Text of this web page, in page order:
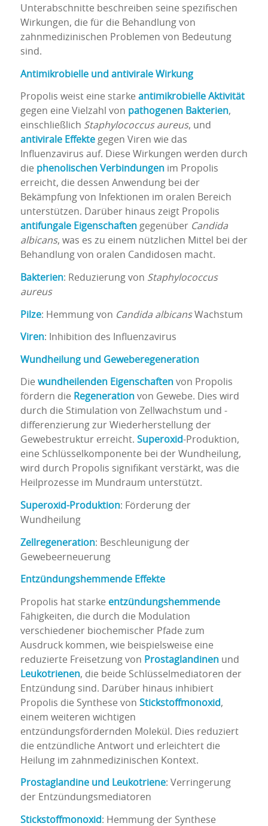
Unterabschnitte beschreiben seine spezifischen
Wirkungen, die für die Behandlung von
zahnmedizinischen Problemen von Bedeutung
sind.
Antimikrobielle und antivirale Wirkung
Propolis weist eine starke antimikrobielle Aktivität
gegen eine Vielzahl von pathogenen Bakterien,
einschließlich Staphylococcus aureus, und
antivirale Effektegegen Viren wie das
Influenzavirus auf. Diese Wirkungen werden durch
die phenolischen Verbindungenim Propolis
erreicht, die dessen Anwendung bei der
Bekämpfung von Infektionen im oralen Bereich
unterstützen. Darüber hinaus zeigt Propolis
antifungale Eigenschaftengegenüber Candida
albicans, was es zu einem nützlichen Mittel bei der
Behandlung von oralen Candidosen macht.
Bakterien: Reduzierung von Staphylococcus
aureus
Pilze: Hemmung von Candida albicansWachstum
Viren: Inhibition des Influenzavirus
Wundheilung und Geweberegeneration
Die wundheilenden Eigenschaftenvon Propolis
fördern die Regenerationvon Gewebe. Dies wird
durch die Stimulation von Zellwachstum und -
differenzierung zur Wiederherstellung der
Gewebestruktur erreicht. Superoxid-Produktion,
eine Schlüsselkomponente bei der Wundheilung,
wird durch Propolis signifikant verstärkt, was die
Heilprozesse im Mundraum unterstützt.
Superoxid-Produktion: Förderung der
Wundheilung
Zellregeneration: Beschleunigung der
Gewebeerneuerung
Entzündungshemmende Effekte
Propolis hat starke entzündungshemmende
Fähigkeiten, die durch die Modulation
verschiedener biochemischer Pfade zum
Ausdruck kommen, wie beispielsweise eine
reduzierte Freisetzung von Prostaglandinenund
Leukotrienen, die beide Schlüsselmediatoren der
Entzündung sind. Darüber hinaus inhibiert
Propolis die Synthese von Stickstoffmonoxid,
einem weiteren wichtigen
entzündungsfördernden Molekül. Dies reduziert
die entzündliche Antwort und erleichtert die
Heilung im zahnmedizinischen Kontext.
Prostaglandine und Leukotriene: Verringerung
der Entzündungsmediatoren
Stickstoffmonoxid: Hemmung der Synthese